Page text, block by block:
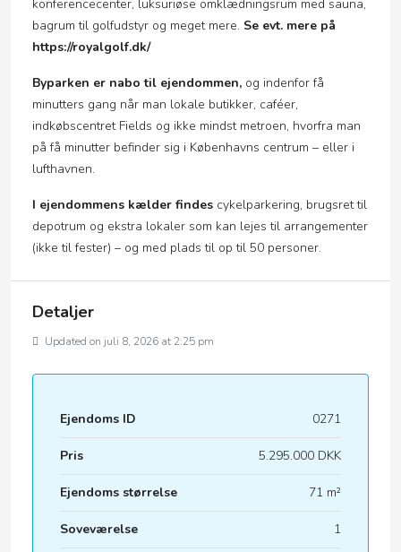
konferencecenter, luksuriøse omklædningsrum med sauna,
bagrum til golfudstyr og meget mere. Se evt. mere på
https://royalgolf.dk/
Byparken er nabo til ejendommen, og indenfor få
minutters gang når man lokale butikker, caféer,
indkøbscentret Fields og ikke mindst metroen, hvorfra man
på få minutter befinder sig i Københavns centrum – eller i
lufthavnen.
I ejendommens kælder findes cykelparkering, brugsret til
depotrum og ekstra lokaler som kan lejes til arrangementer
(ikke til fester) – og med plads til op til 50 personer.
Detaljer
Updated on juli 8, 2026 at 2:25 pm
Ejendoms ID 0271
Pris 5.295.000 DKK
Ejendoms størrelse 71 m²
Soveværelse 1